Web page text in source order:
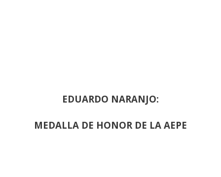
EDUARDO NARANJO:
MEDALLA DE HONOR DE LA AEPE